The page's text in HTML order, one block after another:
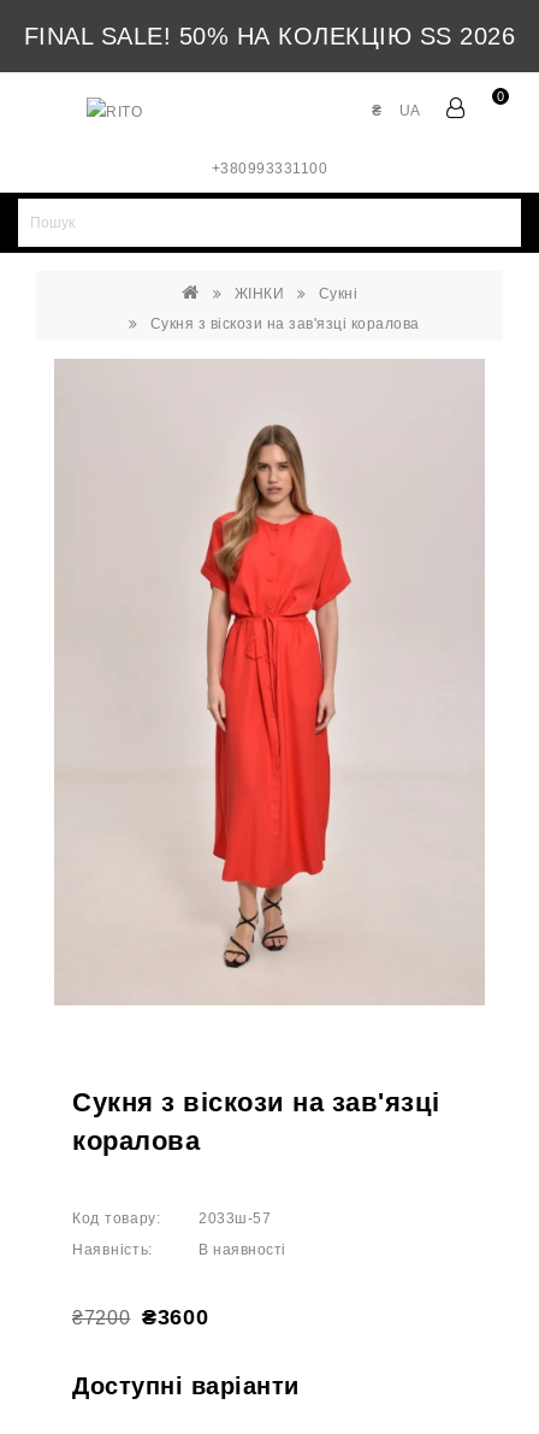
FINAL SALE! 50% НА КОЛЕКЦІЮ SS 2026
0
UA
₴
+380993331100
ЖІНКИ
Сукні
Сукня з віскози на зав'язці коралова
Сукня з віскози на зав'язці
коралова
Код товару:
2033ш-57
Наявність:
В наявності
₴7200 ₴3600
Доступні варіанти